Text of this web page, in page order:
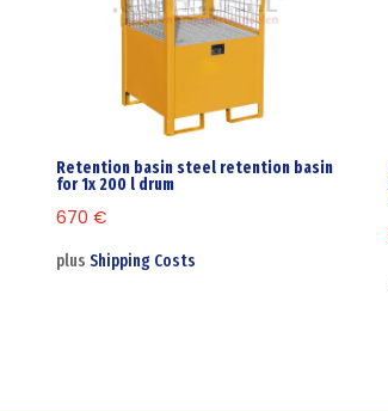
Retention basin steel retention basin
for 1x 200 l drum
670€
plusShipping Costs